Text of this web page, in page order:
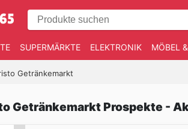
SUPERMÄRKTE ELEKTRONIK MÖBEL
Getränkemarkt
Getränkemarkt Prospekte -